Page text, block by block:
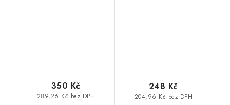
289,26 Kč bez DPH
350 Kč
204,96 Kč bez DPH
248 Kč